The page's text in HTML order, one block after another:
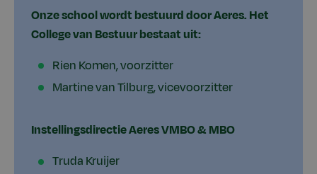
Onze school wordt bestuurd door Aeres. Het
College van Bestuur bestaat uit:
Rien Komen, voorzitter
Martine van Tilburg, vicevoorzitter
Instellingsdirectie Aeres VMBO & MBO
Truda Kruijer